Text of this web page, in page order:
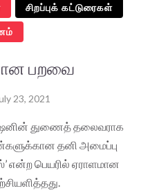
சிறப்புக் கட்டுரைகள்
பறவை
23, 2021
துணைத் தலைவராக
தனி அமைப்பு
என்ற பெயரில் ஏராளமான